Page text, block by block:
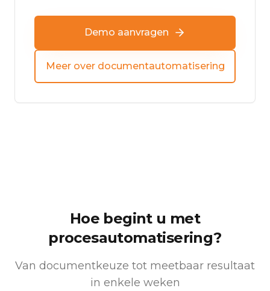
Demo aanvragen
Meer over documentautomatisering
Hoe begint u met
procesautomatisering?
Van documentkeuze tot meetbaar resultaat
in enkele weken